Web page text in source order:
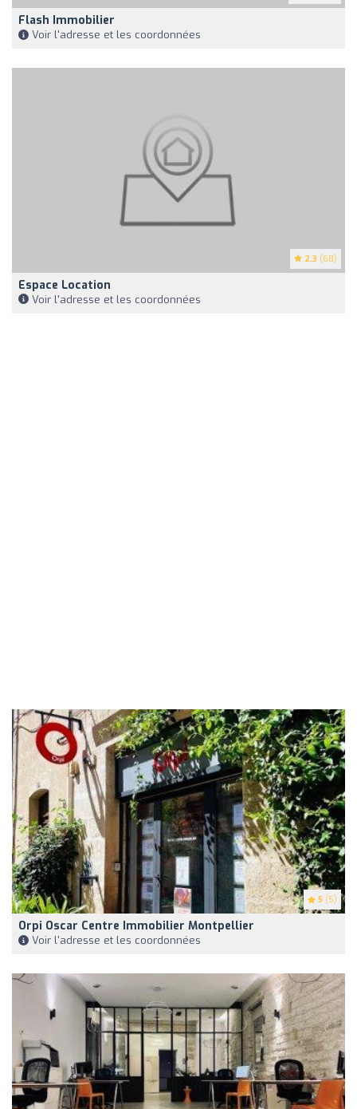
Flash Immobilier
Voir l'adresse et les coordonnées
2.3 (68)
Espace Location
Voir l'adresse et les coordonnées
5 (5)
Orpi Oscar Centre Immobilier Montpellier
Voir l'adresse et les coordonnées